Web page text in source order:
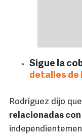
Sigue la
detalles de
Rodríguez dijo que
relacionadas